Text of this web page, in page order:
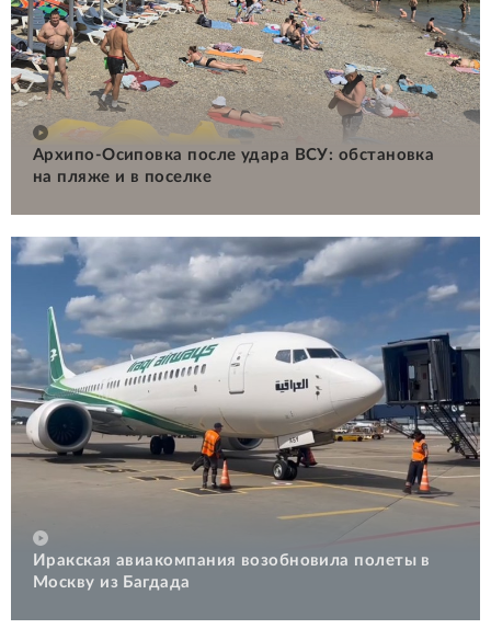
Архипо-Осиповка после удара ВСУ: обстановка
на пляже и в поселке
Иракская авиакомпания возобновила полеты в
Москву из Багдада